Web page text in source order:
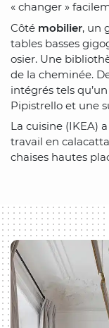
« changer »
Côté mobilier, un
tables basses
osier. Une
de la cheminée.
intégrés tels
Pipistrello et une
La cuisine (IKEA)
travail en
chaises hautes